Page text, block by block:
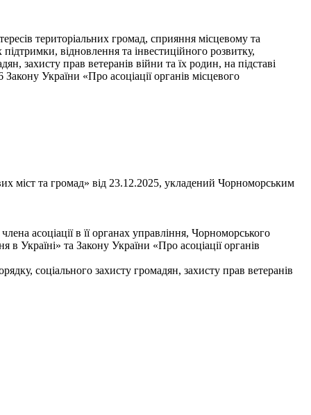
територіальних громад, сприяння місцевому та
відновлення та інвестиційного розвитку,
захисту прав ветеранів війни та їх родин, на підставі
України «Про асоціації органів місцевого
міст та громад» від 23.12.2025, укладений Чорноморським
асоціації в її органах управління, Чорноморського
Україні» та Закону України «Про асоціації органів
соціального захисту громадян, захисту прав ветеранів